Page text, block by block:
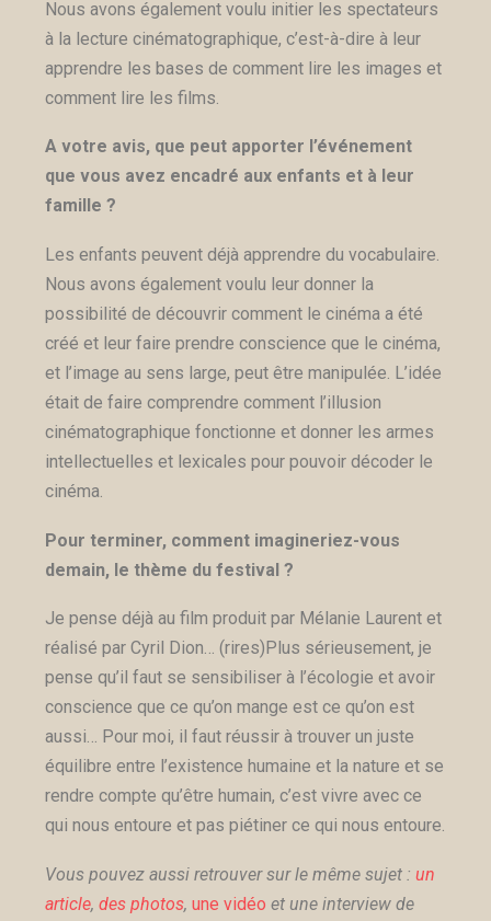
Nous avons également voulu initier les spectateurs
à la lecture cinématographique, c’est-à-dire à leur
apprendre les bases de comment lire les images et
comment lire les films.
A votre avis, que peut apporter l’événement
que vous avez encadré aux enfants et à leur
famille ?
Les enfants peuvent déjà apprendre du vocabulaire.
Nous avons également voulu leur donner la
possibilité de découvrir comment le cinéma a été
créé et leur faire prendre conscience que le cinéma,
et l’image au sens large, peut êtremanipulée. L’idée
était de faire comprendre comment l’illusion
cinématographique fonctionne et donner les armes
intellectuelles et lexicales pour pouvoir décoder le
cinéma.
Pour terminer, comment imagineriez-vous
demain, le thème du festival ?
Je pense déjà au film produit par Mélanie Laurent et
réalisé par Cyril Dion… (rires)Plus sérieusement, je
pense qu’il faut se sensibiliser à l’écologie et avoir
conscience que ce qu’on mange est ce qu’on est
aussi… Pour moi, il faut réussir à trouver un juste
équilibre entre l’existence humaine et la nature et se
rendre compte qu’être humain, c’est vivre avec ce
qui nous entoure et pas piétiner ce qui nous entoure.
Vous pouvez aussi retrouver sur le même sujet :un
article,des photos,une vidéo et une interview de